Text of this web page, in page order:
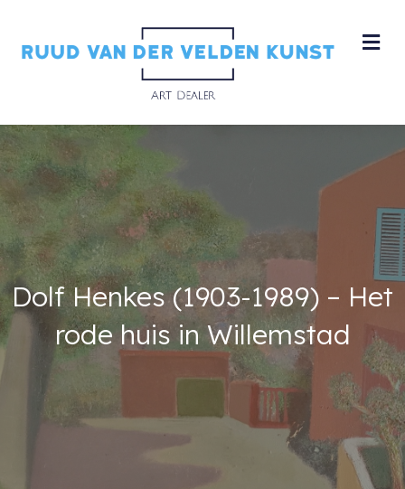
Dolf Henkes (1903-1989) – Het
rode huis in Willemstad